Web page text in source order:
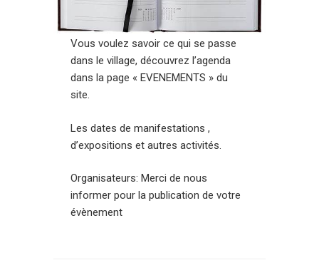
Vous voulez savoir ce qui se passe
dans le village, découvrez l’agenda
dans la page « EVENEMENTS » du
site.
Les dates de manifestations ,
d’expositions et autres activités.
Organisateurs: Merci de nous
informer pour la publication de votre
évènement